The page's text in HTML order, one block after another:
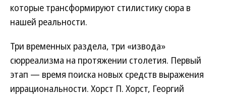
которые трансформируют стилистику сюра в
нашей реальности.
Три временных раздела, три «извода»
сюрреализма на протяжении столетия. Первый
этап — время поиска новых средств выражения
иррациональности. Хорст П. Хорст, Георгий